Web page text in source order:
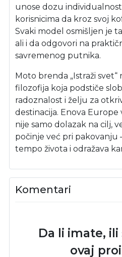
unose dozu
korisnicima da kroz svoj
Svaki model osmišljen je
ali i da odgovori na
savremenog putnika.
Moto brenda „Istraži svet“
filozofija koja podstiče
radoznalost i želju za
destinacija. Enova
nije samo dolazak na cilj,
počinje već pri pakovanju
tempo života i odražava
Komentari
Da li imate,
ovaj